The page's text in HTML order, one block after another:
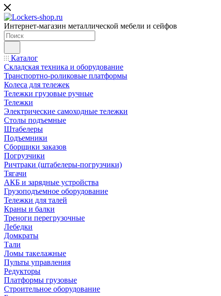
Интернет-магазин металлической мебели и сейфов
Каталог
Складская техника и оборудование
Транспортно-роликовые платформы
Колеса для тележек
Тележки грузовые ручные
Тележки
Электрические самоходные тележки
Столы подъемные
Штабелеры
Подъемники
Сборщики заказов
Погрузчики
Ричтраки (штабелеры-погрузчики)
Тягачи
АКБ и зарядные устройства
Грузоподъемное оборудование
Тележки для талей
Краны и балки
Треноги перегрузочные
Лебедки
Домкраты
Тали
Ломы такелажные
Пульты управления
Редукторы
Платформы грузовые
Строительное оборудование